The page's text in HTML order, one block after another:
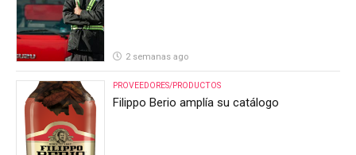
2 semanas ago
PROVEEDORES/PRODUCTOS
Filippo Berio amplía su catálogo